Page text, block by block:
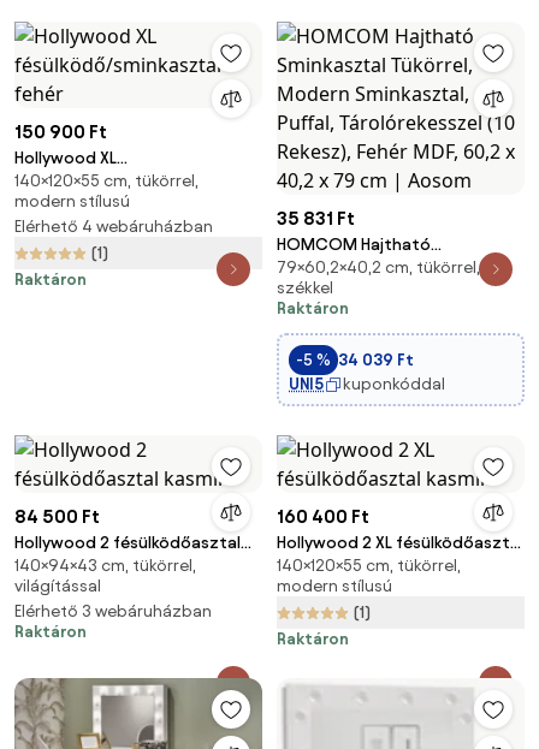
150 900 Ft
Hollywood XL
fésülködő/sminkasztal fehér
140×120×55 cm, tükörrel,
modern stílusú
Elérhető 4 webáruházban
(1)
Raktáron
35 831 Ft
HOMCOM Hajtható
Sminkasztal Tükörrel, Modern
Sminkasztal, Puffal,
Tárolórekesszel (10 Rekesz),
Fehér MDF, 60,2 x 40,2 x 79 cm |
Aosom
79×60,2×40,2 cm, tükörrel,
székkel
Raktáron
-5 % 34 039 Ft
UNI5
kuponkóddal
84 500 Ft
Hollywood 2 fésülködőasztal
kasmír
140×94×43 cm, tükörrel,
világítással
Elérhető 3 webáruházban
Raktáron
160 400 Ft
Hollywood 2 XL fésülködőasztal
kasmír
140×120×55 cm, tükörrel,
modern stílusú
(1)
Raktáron